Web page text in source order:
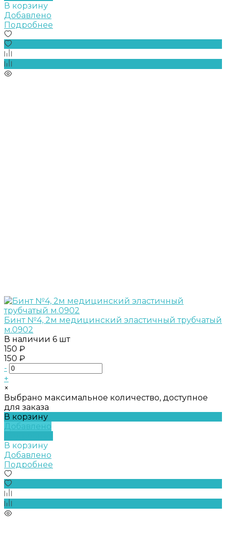
В корзину
Добавлено
Подробнее
Бинт №4, 2м медицинский эластичный трубчатый
м.0902
В наличии 6 шт
150 ₽
150 ₽
-
+
×
Выбрано максимальное количество, доступное
для заказа
В корзину
Добавлено
В корзину
Добавлено
Подробнее